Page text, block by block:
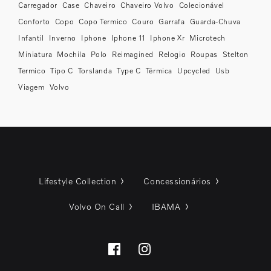
Carregador Case Chaveiro Chaveiro Volvo
Colecionável
Conforto
Copo Copo Termico Couro Garrafa Guarda-Chuva
Infantil
Inverno Iphone Iphone 11 Iphone Xr Microtech
Miniatura Mochila Polo Reimagined Relogio Roupas
Stelton
Termico
Tipo C Torslanda Type C Térmica Upcycled
Usb
Viagem Volvo
Lifestyle Collection Concessionários
Volvo On Call IBAMA